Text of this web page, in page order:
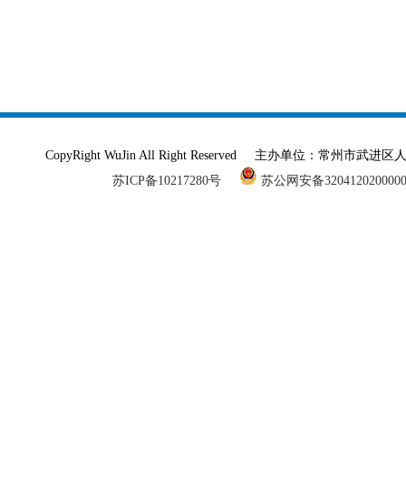
CopyRight WuJin All Right Reserved 主办单位：常州市武进
苏ICP备10217280号
苏公网安备